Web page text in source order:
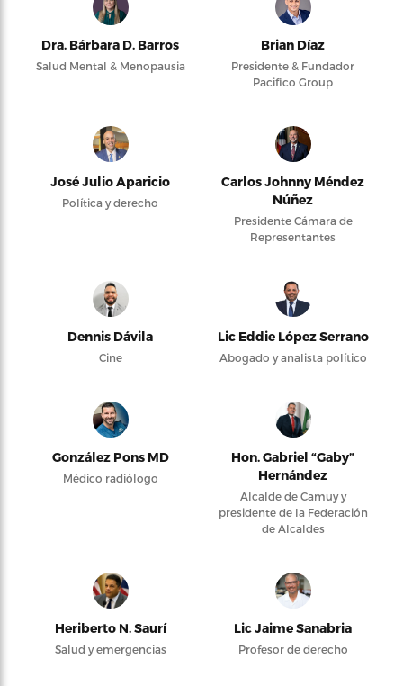
Dra. Bárbara D. Barros
Salud Mental & Menopausia
Brian Díaz
Presidente & Fundador
Pacifico Group
José Julio Aparicio
Política y derecho
Carlos Johnny Méndez
Núñez
Presidente Cámara de
Representantes
Dennis Dávila
Cine
Lic Eddie López Serrano
Abogado y analista político
González Pons MD
Médico radiólogo
Hon. Gabriel “Gaby”
Hernández
Alcalde de Camuy y
presidente de la Federación
de Alcaldes
Heriberto N. Saurí
Salud y emergencias
Lic Jaime Sanabria
Profesor de derecho